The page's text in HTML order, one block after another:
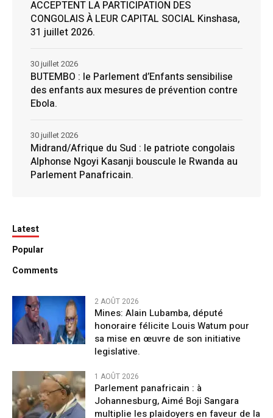
ACCEPTENT LA PARTICIPATION DES
CONGOLAIS À LEUR CAPITAL SOCIAL Kinshasa,
31 juillet 2026.
BUTEMBO : le Parlement d’Enfants sensibilise
des enfants aux mesures de prévention contre
Ebola.
30 juillet 2026
Midrand/Afrique du Sud : le patriote congolais
Alphonse Ngoyi Kasanji bouscule le Rwanda au
Parlement Panafricain.
30 juillet 2026
Latest
Popular
Comments
2 AOÛT 2026
Mines: Alain Lubamba, député
honoraire félicite Louis Watum pour
sa mise en œuvre de son initiative
legislative.
1 AOÛT 2026
Parlement panafricain : à
Johannesburg, Aimé Boji Sangara
multiplie les plaidoyers en faveur de la